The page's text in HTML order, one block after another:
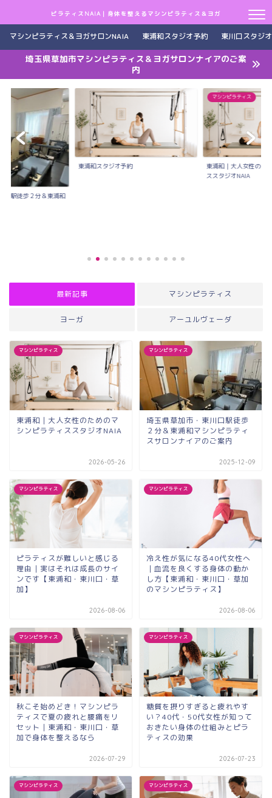
ピラティスNAIA｜身体を整えるマシンピラティス＆ヨガ
マシンピラティス＆ヨガサロンNAIA 東浦和スタジオ予約 東川口スタジ
埼玉県草加市マシンピラティス＆ヨガサロンナイアのご案
内
口駅徒歩２分＆東浦和
東浦和スタジオ予約
マシンピラティス
東浦和｜大人女性のた
ススタジオNAIA
最新記事 マシンピラティス
ヨーガ アーユルヴェーダ
マシンピラティス
東浦和｜大人女性のためのマ
シンピラティススタジオNAIA
2026-05-26
マシンピラティス
埼玉県草加市・東川口駅徒歩
２分＆東浦和マシンピラティ
スサロンナイアのご案内
2025-12-09
マシンピラティス
ピラティスが難しいと感じる
理由｜実はそれは成長のサイ
ンです【東浦和・東川口・草
加】
2026-08-06
マシンピラティス
冷え性が気になる40代女性へ
｜血流を良くする身体の動か
し方【東浦和・東川口・草加
のマシンピラティス】
2026-08-06
マシンピラティス
秋こそ始めどき！マシンピラ
ティスで夏の疲れと腰痛をリ
セット｜東浦和・東川口・草
加で身体を整えるなら
2026-07-29
マシンピラティス
糖質を摂りすぎると疲れやす
い？40代・50代女性が知って
おきたい身体の仕組みとピラ
ティスの効果
2026-07-23
マシンピラティス マシンピラティス